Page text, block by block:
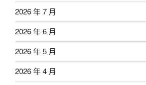
2026 年 7 月
2026 年 6 月
2026 年 5 月
2026 年 4 月